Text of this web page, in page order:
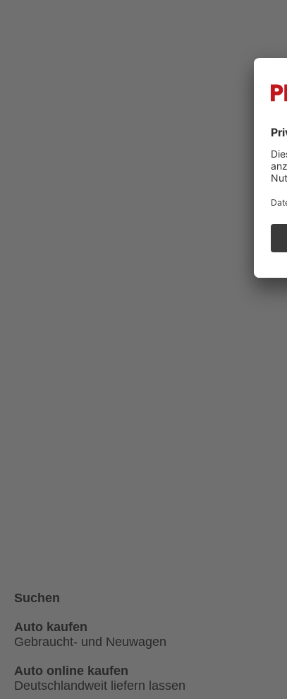
Suchen
Auto kaufen
Gebraucht- und Neuwagen
Auto online kaufen
Deutschlandweit liefern lassen